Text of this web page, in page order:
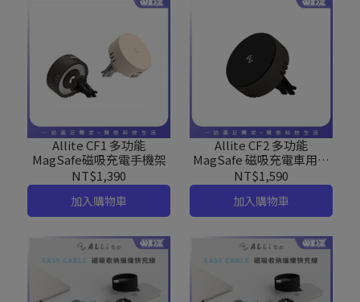
Allite CF1 多功能
MagSafe磁吸充電手機架
NT$1,390
加入購物車
Allite CF2 多功能
MagSafe 磁吸充電車用手
機架
NT$1,590
加入購物車